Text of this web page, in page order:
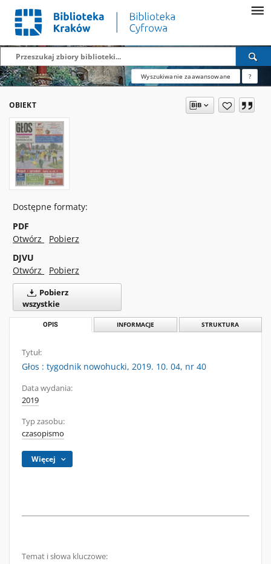
Wyszukiwanie zaawansowane ?
OBIEKT
Dostępne formaty:
PDF
Otwórz
Pobierz
DJVU
Otwórz
Pobierz
Pobierz
wszystkie
OPIS INFORMACJE STRUKTURA
Tytuł:
Głos : tygodnik nowohucki, 2019. 10. 04, nr 40
Data wydania:
2019
Typ zasobu:
czasopismo
Więcej
Temat i słowa kluczowe: